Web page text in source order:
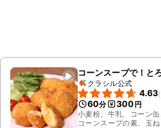
コーンスープで！と
クラシル公式
4.63(
60分 300 円
小麦粉、牛乳、コーン
コーンスープの素、玉